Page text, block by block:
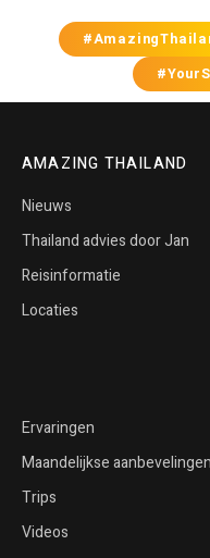
AMAZING THAILAND
Nieuws
Thailand advies door Jan
Reisinformatie
Locaties
Ervaringen
Maandelijkse aanbevelingen
Trips
Videos